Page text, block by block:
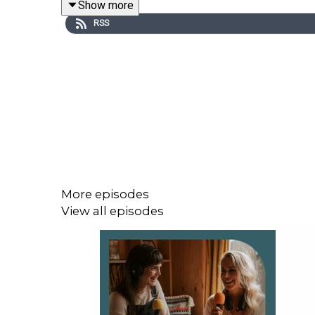
In onze podcast nemen wij, Marleen & Cielke,
Ayurveda en een druk leven gaan echt samen!
Show more
RSS
More episodes
View all episodes